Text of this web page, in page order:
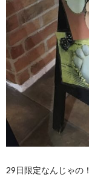
29日限定なんじゃの！